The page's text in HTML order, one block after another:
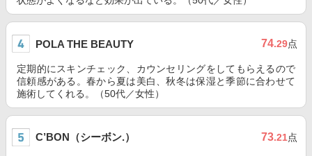
POLA THE BEAUTY 74.29点
定期的にスキンチェック、カウンセリングをしてもらえるので
信頼感がある。春から夏は美白、秋冬は保湿と季節に合わせて
施術してくれる。（50代／女性）
C’BON（シーボン.） 73.21点